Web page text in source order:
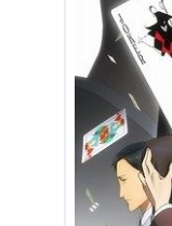
＼＼31
今す